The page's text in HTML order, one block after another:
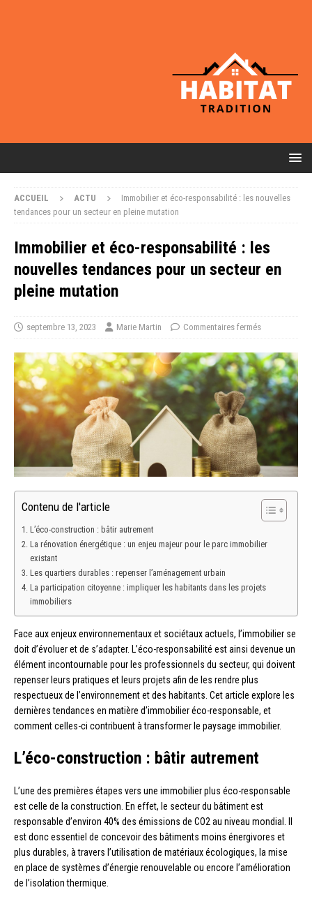
ACCUEIL ACTU
Immobilier et éco-responsabilité : les nouvelles
tendances pour un secteur en pleine mutation
Immobilier et éco-responsabilité : les
nouvelles tendances pour un secteur en
pleine mutation
septembre 13, 2023 Marie Martin Commentaires fermés
Contenu de l'article
L’éco-construction : bâtir autrement
La rénovation énergétique : un enjeu majeur pour le parc immobilier
existant
Les quartiers durables : repenser l’aménagement urbain
La participation citoyenne : impliquer les habitants dans les projets
immobiliers
Face aux enjeux environnementaux et sociétaux actuels, l’immobilier se
doit d’évoluer et de s’adapter. L’éco-responsabilité est ainsi devenue un
élément incontournable pour les professionnels du secteur, qui doivent
repenser leurs pratiques et leurs projets afin de les rendre plus
respectueux de l’environnement et des habitants. Cet article explore les
dernières tendances en matière d’immobilier éco-responsable, et
comment celles-ci contribuent à transformer le paysage immobilier.
L’éco-construction : bâtir autrement
L’une des premières étapes vers une immobilier plus éco-responsable
est celle de la construction. En effet, le secteur du bâtiment est
responsable d’environ 40% des émissions de CO2 au niveau mondial. Il
est donc essentiel de concevoir des bâtiments moins énergivores et
plus durables, à travers l’utilisation de matériaux écologiques, la mise
en place de systèmes d’énergie renouvelable ou encore l’amélioration
de l’isolation thermique.